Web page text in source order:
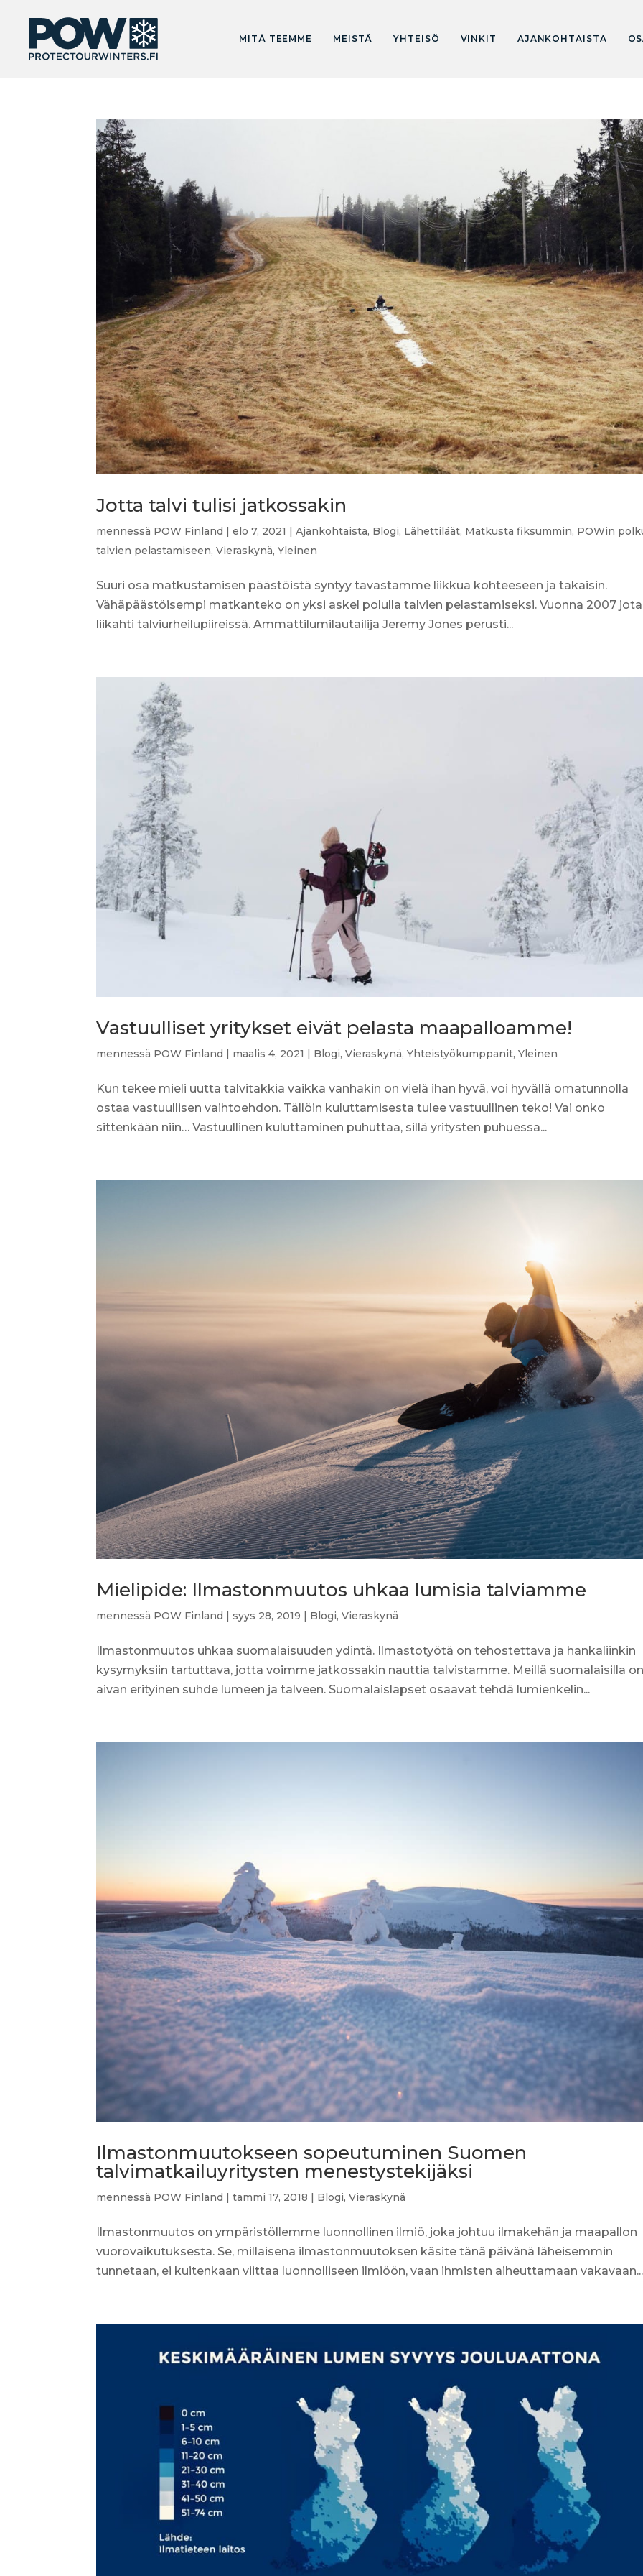
MITÄ TEEMME MEISTÄ YHTEISÖ VINKIT AJANKOHTAISTA
Jotta talvi tulisi jatkossakin
mennessä POW Finland |elo 7, 2021 |Ajankohtaista, Blogi, Lähettiläät, Matkusta fiksummin, POWin
talvien pelastamiseen,Vieraskynä,Yleinen
Suuri osa matkustamisen päästöistä syntyy tavastamme liikkua kohteeseen ja takaisin.
Vähäpäästöisempi matkanteko on yksi askel polulla talvien pelastamiseksi. Vuonna 2007
liikahti talviurheilupiireissä. Ammattilumilautailija Jeremy Jones perusti...
Vastuulliset yritykset eivät pelasta maapalloamme!
mennessä POW Finland | maalis 4, 2021 | Blogi,Vieraskynä,Yhteistyökumppanit,Yleinen
Kun tekee mieli uutta talvitakkia vaikka vanhakin on vielä ihan hyvä, voi hyvällä omatunnolla
ostaa vastuullisen vaihtoehdon. Tällöin kuluttamisesta tulee vastuullinen teko! Vai onko
sittenkään niin… Vastuullinen kuluttaminen puhuttaa, sillä yritysten puhuessa...
Mielipide: Ilmastonmuutos uhkaa lumisia talviamme
mennessä POW Finland |syys 28, 2019 | Blogi,Vieraskynä
Ilmastonmuutos uhkaa suomalaisuuden ydintä. Ilmastotyötä on tehostettava ja hankaliinkin
kysymyksiin tartuttava, jotta voimme jatkossakin nauttia talvistamme. Meillä suomalaisilla
aivan erityinen suhde lumeen ja talveen. Suomalaislapset osaavat tehdä lumienkelin...
Ilmastonmuutokseen sopeutuminen Suomen
talvimatkailuyritysten menestystekijäksi
mennessä POW Finland |tammi 17, 2018 | Blogi,Vieraskynä
Ilmastonmuutos on ympäristöllemme luonnollinen ilmiö, joka johtuu ilmakehän ja maapallon
vuorovaikutuksesta. Se, millaisena ilmastonmuutoksen käsite tänä päivänä läheisemmin
tunnetaan, ei kuitenkaan viittaa luonnolliseen ilmiöön, vaan ihmisten aiheuttamaan vakavaan...